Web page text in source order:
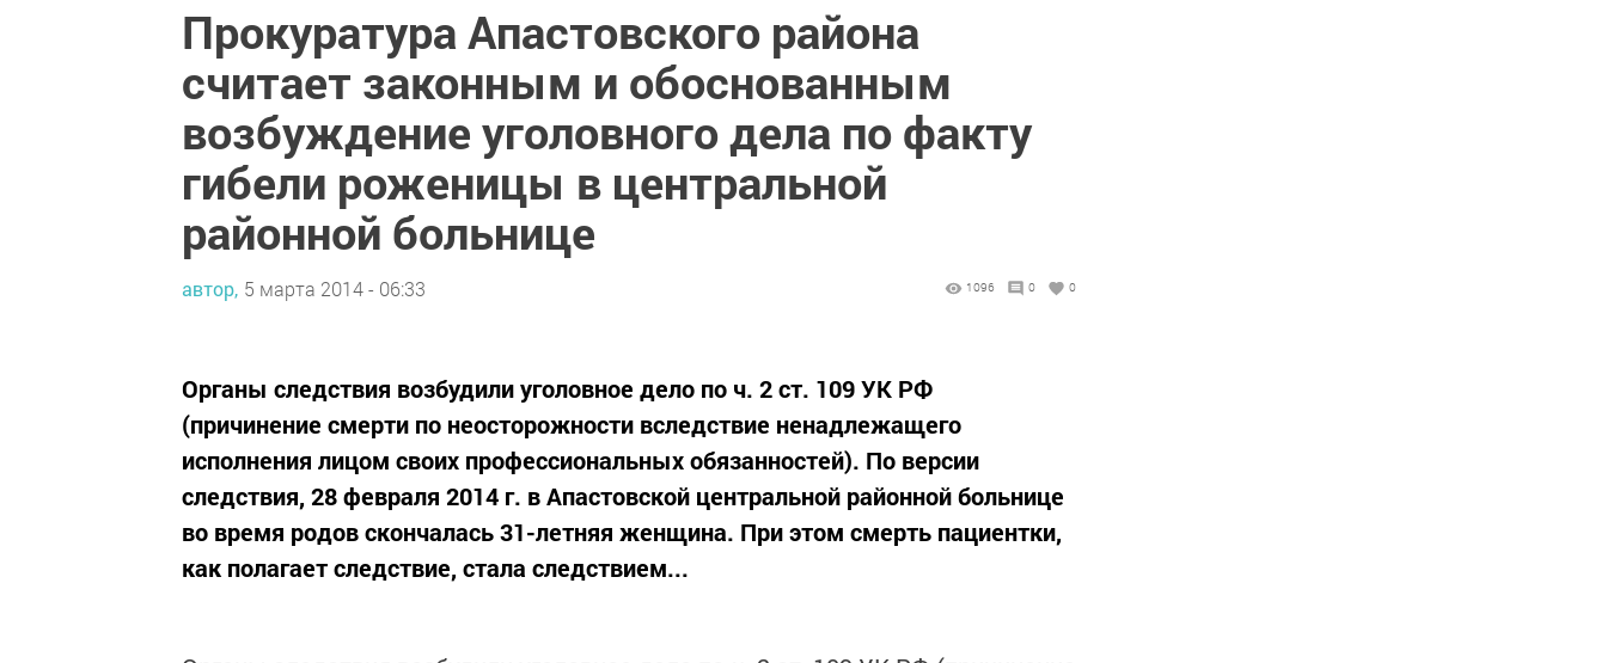
Прокуратура Апастовского района
считает законным и обоснованным
возбуждение уголовного дела по факту
гибели роженицы в центральной
районной больнице
автор, 5 марта 2014 - 06:33 1096 0 0
Органы следствия возбудили уголовное дело по ч. 2 ст. 109 УК РФ
(причинение смерти по неосторожности вследствие ненадлежащего
исполнения лицом своих профессиональных обязанностей). По версии
следствия, 28 февраля 2014 г. в Апастовской центральной районной больнице
во время родов скончалась 31-летняя женщина. При этом смерть пациентки,
как полагает следствие, стала следствием...